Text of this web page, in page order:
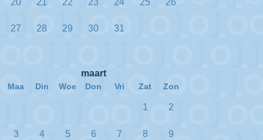
20 21 22 23 24 25 26
27 28 29 30 31
maart
Maa Din Woe Don Vri Zat Zon
1 2
3 4 5 6 7 8 9